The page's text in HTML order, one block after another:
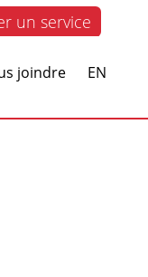
un service
joindre EN